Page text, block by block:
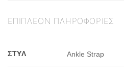
ΕΠΙΠΛΈΟΝ ΠΛΗΡΟΦΟΡΊΕΣ
ΣΤΥΛ Ankle Strap